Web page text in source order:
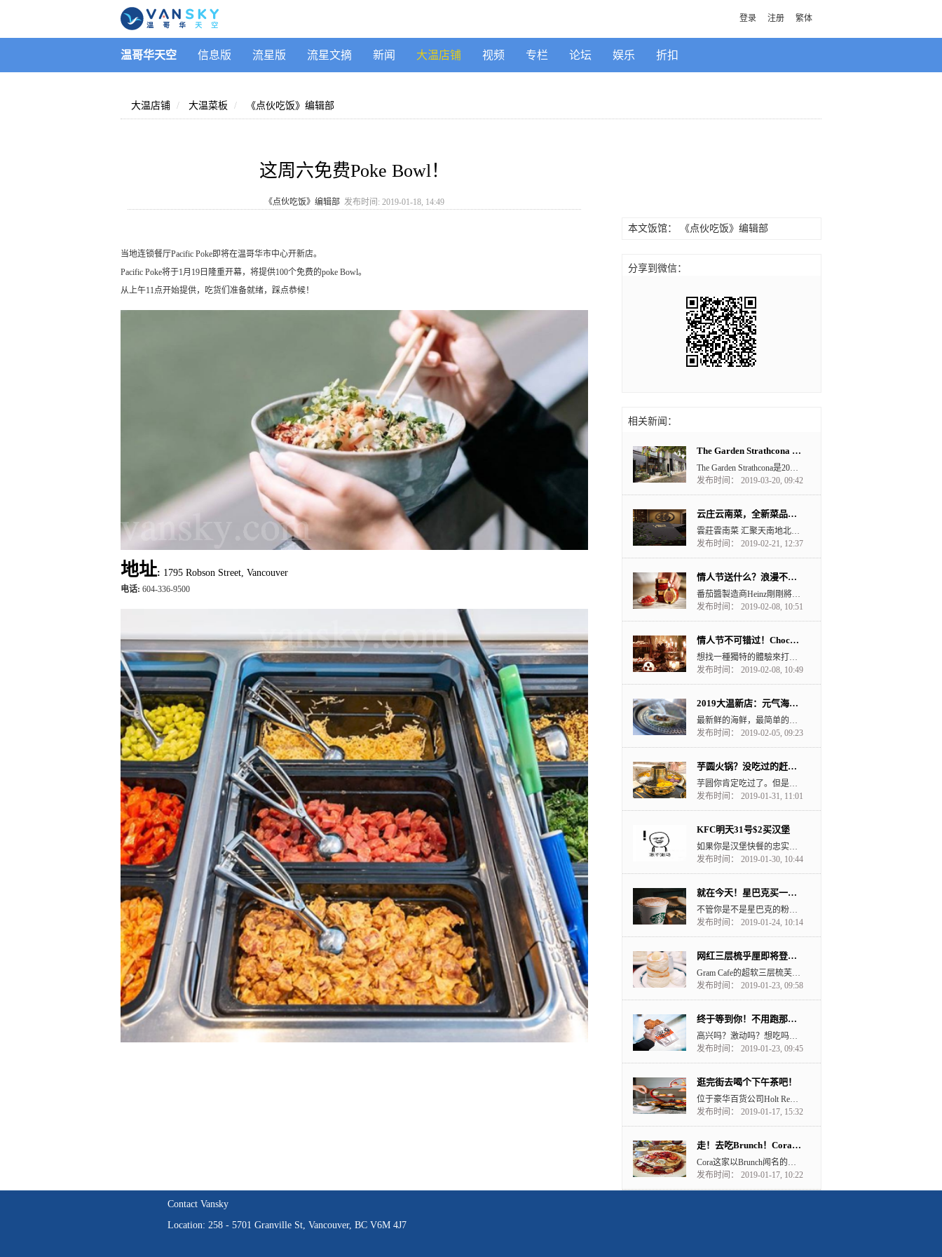
登录 注册 繁体
温哥华天空 信息版 流星版 流星文摘 新闻 大温店铺 视频 专栏 论坛 娱乐 折扣
大温店铺 大温菜板 《点伙吃饭》编辑部
这周六免费Poke Bowl！
《点伙吃饭》编辑部 发布时间: 2019-01-18, 14:49
当地连锁餐厅Pacific Poke即将在温哥华市中心开新店。
Pacific Poke将于1月19日隆重开幕，将提供100个免费的poke Bowl。
从上午11点开始提供，吃货们准备就绪，踩点恭候！
地址: 1795 Robson Street, Vancouver
电话: 604-336-9500
本文饭馆： 《点伙吃饭》编辑部
分享到微信：
相关新闻：
The Garden Strathcona 植物园与咖啡的融合
The Garden Strathcona是2018年9月开始营业的，位置坐落在East Has...
发布时间： 2019-03-20, 09:42
云庄云南菜，全新菜品，美味可口！
雲莊雲南菜 汇聚天南地北鲜香辣甜 取其精华 还原雲南本味 当四季只剩...
发布时间： 2019-02-21, 12:37
情人节送什么？浪漫不失优雅！Heinz Ketchup Caviar 茄汁魚子醬
番茄醬製造商Heinz剛剛將 fancy ketchup 這個詞放上一個全新的高度。很多朋友...
发布时间： 2019-02-08, 10:51
情人节不可错过！Chocolate Cave Buffet 巧克力山洞自助餐
想找一種獨特的體驗來打動你心儀的人？在Fairmont Hotel Vancouver的No...
发布时间： 2019-02-08, 10:49
2019大温新店：元气海鲜蒸锅料理来了
最新鲜的海鲜，最简单的料理方式--蒸，就可以获得海鲜最新鲜最棒的口感。 元气海鲜蒸锅料理主打用...
发布时间： 2019-02-05, 09:23
芋圆火锅？没吃过的赶紧去试试
芋圆你肯定吃过了。但是这么大的火锅里面全是toppings，你试过没？每一口都是满足啊。 他们装芋...
发布时间： 2019-01-31, 11:01
KFC明天31号$2买汉堡
如果你是汉堡快餐的忠实粉丝，那你就一定要看下去！ 因为。。。 因为。。。 因为。。。 明天在...
发布时间： 2019-01-30, 10:44
就在今天！星巴克买一送一happy hour
不管你是不是星巴克的粉丝，买一送一的活动怎么能错过？ 约上闺蜜好友走起！ 1月24日下午3点...
发布时间： 2019-01-24, 10:14
网红三层梳乎厘即将登陆大温
Gram Cafe的超软三层梳芙厘在香港和泰国都有店。 前段时间还看到抖音的筒子们都去吃呢！ 可...
发布时间： 2019-01-23, 09:58
终于等到你！不用跑那么远吃鸡排了！
高兴吗？激动吗？想吃吗？ 住在downtown的小伙伴们要沸腾了。 大家对Richmond的台湾...
发布时间： 2019-01-23, 09:45
逛完街去喝个下午茶吧！
位于豪华百货公司Holt Renfrew的ColetteGrandCafé咖啡厅以法国...
发布时间： 2019-01-17, 15:32
走！去吃Brunch！Cora在Surrey开业
Cora这家以Brunch闻名的餐厅要在素里开业了！ 加拿大早餐连锁店来自蒙特利尔的Saint-L...
发布时间： 2019-01-17, 10:22
Contact Vansky
Location: 258 - 5701 Granville St, Vancouver, BC V6M 4J7